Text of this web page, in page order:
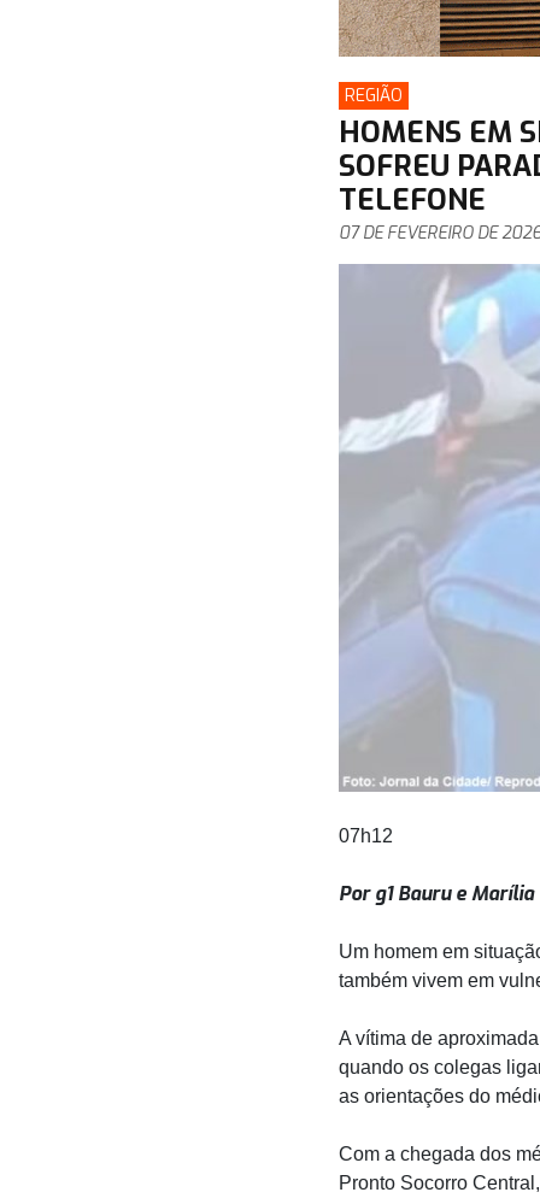
REGIÃO
HOMENS EM
SOFREU
TELEFONE
07 DE FEVEREIRO DE
07h12
Por g1 Bauru e Marília
Um homem em
também vivem em
A vítima de
quando os colegas
as orientações do
Com a chegada dos
Pronto Socorro